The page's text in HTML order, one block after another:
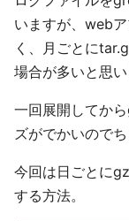
いますが、web
く、月ごとに
場合が多いと思い
一回展開してか
ズがでかいので
今回は日ごとに
する方法。